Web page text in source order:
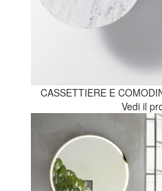
CASSETTIERE E
Vedi il